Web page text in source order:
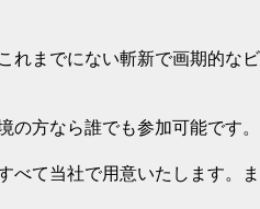
れまでにない斬新で画期的なビ
方なら誰でも参加可能です。
て当社で用意いたします。ま